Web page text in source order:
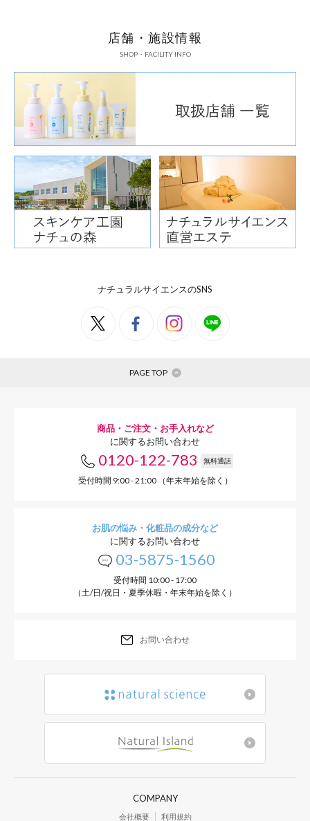
お粥にのせて手
◎材料(茶碗約1杯分)
おかゆ
ベビポタにんじん
ベビポタとうもろこし
ブロッコリー
◎作り方
お子さまの離乳食の進み具合に合わせたおかゆ
4. ベビポタにんじんをにんじんの形におかゆにのせ
5. 小さく切ったブロッコリーをにんじんの葉っぱ
6.
店舗・施設情報
SHOP・FACILITY INFO
ナチュラルサイエンスのSNS
PAGE TOP
商品・ご注文・お手入れなど
に関するお問い合わせ
0120-122-783 無料通話
受付時間 9:00 - 21:00 （年末年始を除く）
お肌の悩み・化粧品の成分など
に関するお問い合わせ
03-5875-1560
受付時間 10:00 - 17:00
（土/日/祝日・夏季休暇・年末年始を除く）
お問い合わせ
COMPANY
会社概要 利用規約